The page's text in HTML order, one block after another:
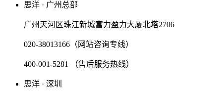
思洋 · 广州总部
广州天河区珠江新城富力盈力大厦北塔2706
020-38013166（网站咨询专线）
400-001-5281 （售后服务热线）
思洋 · 深圳